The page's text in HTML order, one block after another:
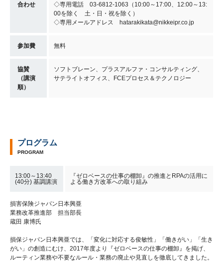
合わせ
◇専用電話 03-6812-1063（10:00～17:00、12:00～13:
00を除く 土・日・祝を除く）
◇専用メールアドレス hatarakikata@nikkeipr.co.jp
参加費 無料
協賛
（講演
順）
ソフトブレーン、プラスアルファ・コンサルティング、
サテライトオフィス、FCEプロセス＆テクノロジー
プログラム
PROGRAM
13:00～13:40
(40分) 基調講演
『ゼロベースの仕事の棚卸』の推進とRPAの活用に
よる働き方改革への取り組み
損害保険ジャパン日本興亜
業務改革推進部 担当部長
蔵田 康博氏
損保ジャパン日本興亜では、「変化に対応する俊敏性」「働きがい」「生き
がい」の創造にむけ、2017年度より『ゼロベースの仕事の棚卸』を掲げ、
ルーティン業務や不要なルール・業務の廃止や見直しを徹底してきました。